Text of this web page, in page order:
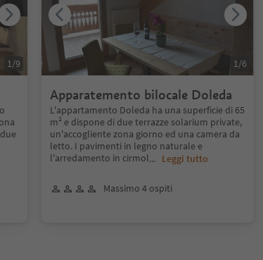
1/9
Apparatemento bilocale Doleda
L'appartamento Doleda ha una superficie di 65
m² e dispone di due terrazze solarium private,
un'accogliente zona giorno ed una camera da
letto. I pavimenti in legno naturale e
l'arredamento in cirmol... Leggi tutto
Massimo 4 ospiti
1/6